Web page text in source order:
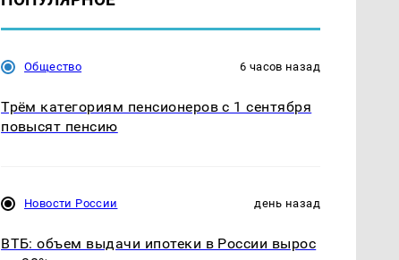
Общество 6 часов назад
Трём категориям пенсионеров с 1 сентября
повысят пенсию
Новости России день назад
ВТБ: объем выдачи ипотеки в России вырос